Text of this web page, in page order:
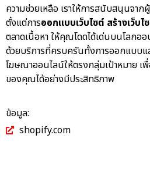
ความช่วยเหลือ เราให้การสนับสนุนจา
ตั้งแต่การออกแบบเว็บไซต์ สร้างเว็บไ
ตลาดเนื้อหาให้คุณโดดได้เด่นบนโลกอ
ด้วยบริการที่ครบครันทั้งการออกแบบแ
โฆษณาออนไลน์ให้ตรงกลุ่มเป้าหมาย เ
ของคุณได้อย่างมีประสิทธิภาพ
ข้อมูล:
shopify.com